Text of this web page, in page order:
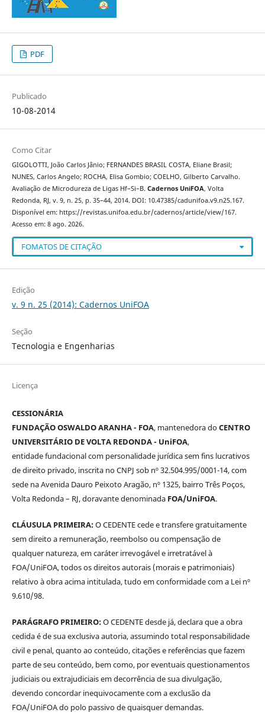
PDF
Publicado
10-08-2014
Como Citar
GIGOLOTTI, João Carlos Jânio; FERNANDES BRASIL COSTA, Eliane Brasil;
NUNES, Carlos Angelo; ROCHA, Elisa Gombio; COELHO, Gilberto Carvalho.
Avaliação de Microdureza de Ligas Hf–Si–B. Cadernos UniFOA, Volta
Redonda, RJ, v. 9, n. 25, p. 35–44, 2014. DOI: 10.47385/cadunifoa.v9.n25.167.
Disponível em: https://revistas.unifoa.edu.br/cadernos/article/view/167.
Acesso em: 8 ago. 2026.
FOMATOS DE CITAÇÃO
Edição
v. 9 n. 25 (2014): Cadernos UniFOA
Seção
Tecnologia e Engenharias
Licença
CESSIONÁRIA
FUNDAÇÃO OSWALDO ARANHA - FOA, mantenedora doCENTRO
UNIVERSITÁRIO DE VOLTA REDONDA - UniFOA,
entidade fundacional com personalidade jurídica sem fins lucrativos
de direito privado, inscrita no CNPJ sob nº 32.504.995/0001-14, com
sede na Avenida Dauro Peixoto Aragão, nº 1325, bairro Três Poços,
Volta Redonda – RJ, doravante denominada FOA/UniFOA.
CLÁUSULA PRIMEIRA:O CEDENTE cede e transfere gratuitamente
sem direito a remuneração, reembolso ou compensação de
qualquer natureza, em caráter irrevogável e irretratável à
FOA/UniFOA, todos os direitos autorais (morais e patrimoniais)
relativo à obra acima intitulada, tudo em conformidade com a Lei nº
9.610/98.
PARÁGRAFO PRIMEIRO:O CEDENTE desde já, declara que a obra
cedida é de sua exclusiva autoria, assumindo total responsabilidade
civil e penal, quanto ao conteúdo, citações e referências que fazem
parte de seu conteúdo, bem como, por eventuais questionamentos
judiciais ou extrajudiciais em decorrência de sua divulgação,
devendo concordar inequivocamente com a exclusão da
FOA/UniFOA do polo passivo de quaisquer demandas.